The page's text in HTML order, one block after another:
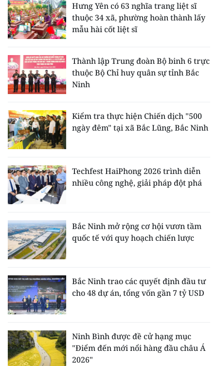
Hưng Yên có 63 nghĩa trang liệt sĩ
thuộc 34 xã, phường hoàn thành lấy
mẫu hài cốt liệt sĩ
Thành lập Trung đoàn Bộ binh 6 trực
thuộc Bộ Chỉ huy quân sự tỉnh Bắc
Ninh
Kiểm tra thực hiện Chiến dịch "500
ngày đêm" tại xã Bắc Lũng, Bắc Ninh
Techfest HaiPhong 2026 trình diễn
nhiều công nghệ, giải pháp đột phá
Bắc Ninh mở rộng cơ hội vươn tầm
quốc tế với quy hoạch chiến lược
Bắc Ninh trao các quyết định đầu tư
cho 48 dự án, tổng vốn gần 7 tỷ USD
Ninh Bình được đề cử hạng mục
"Điểm đến mới nổi hàng đầu châu Á
2026"